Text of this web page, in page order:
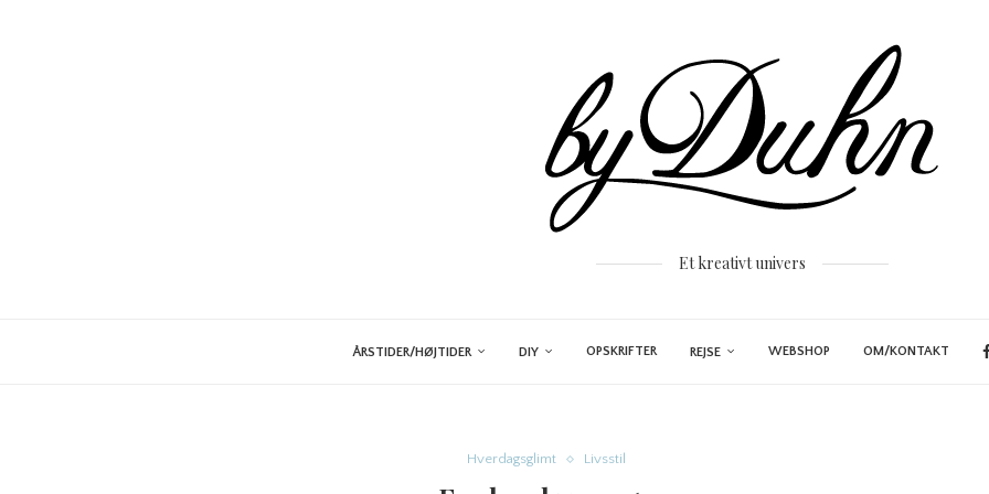
Et kreativt univers
ÅRSTIDER/HØJTIDER DIY OPSKRIFTER REJSE WEBSHOP OM/KONTAKT
Hverdagsglimt Livsstil